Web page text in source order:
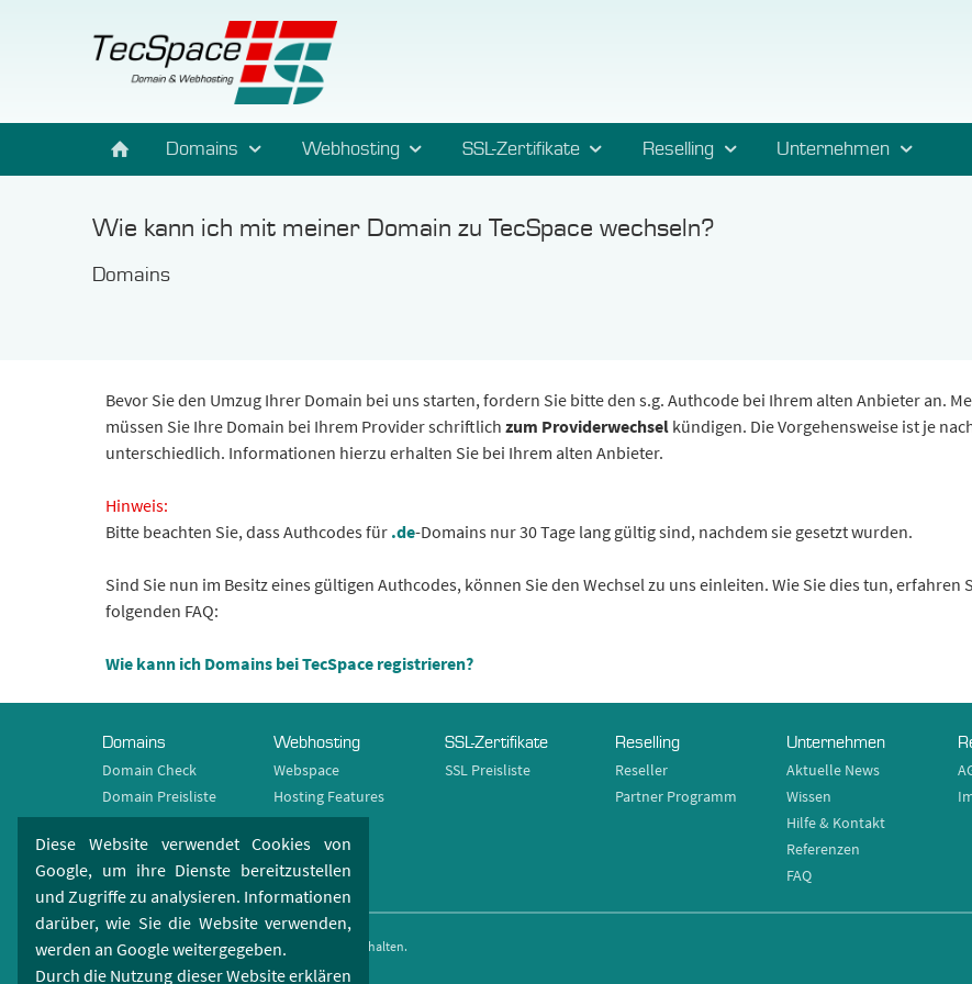
Diese Website verwendet Cookies von
Google, um ihre Dienste bereitzustellen
und Zugriffe zu analysieren. Informationen
darüber, wie Sie die Website verwenden,
werden an Google weitergegeben.
Durch die Nutzung dieser Website erklären
Domains Webhosting SSL-Zertifikate Reselling Unternehmen
Wie kann ich mit meiner Domain zu TecSpace wechseln?
Domains
Bevor Sie den Umzug Ihrer Domain bei uns starten, fordern Sie bitte den s.g. Authcode bei Ihrem alten Anbieter an.
müssen Sie Ihre Domain bei Ihrem Provider schriftlich zum Providerwechselkündigen. Die Vorgehensweise ist je
unterschiedlich. Informationen hierzu erhalten Sie bei Ihrem alten Anbieter.
Hinweis:
Bitte beachten Sie, dass Authcodes für .de-Domains nur 30 Tage lang gültig sind, nachdem sie gesetzt wurden.
Sind Sie nun im Besitz eines gültigen Authcodes, können Sie den Wechsel zu uns einleiten. Wie Sie dies tun, erfahren
folgenden FAQ:
Wie kann ich Domains bei TecSpace registrieren?
Domains
Domain Check
Domain Preisliste
Domain Features
Domain Endungen
Domain Aktionen
Webhosting
Webspace
Hosting Features
SSL-Zertifikate
SSL Preisliste
Reselling
Reseller
Partner Programm
Unternehmen
Aktuelle News
Wissen
Hilfe & Kontakt
Referenzen
FAQ
TecSpace GmbH © 2005 - 2026. Alle Rechte vorbehalten.